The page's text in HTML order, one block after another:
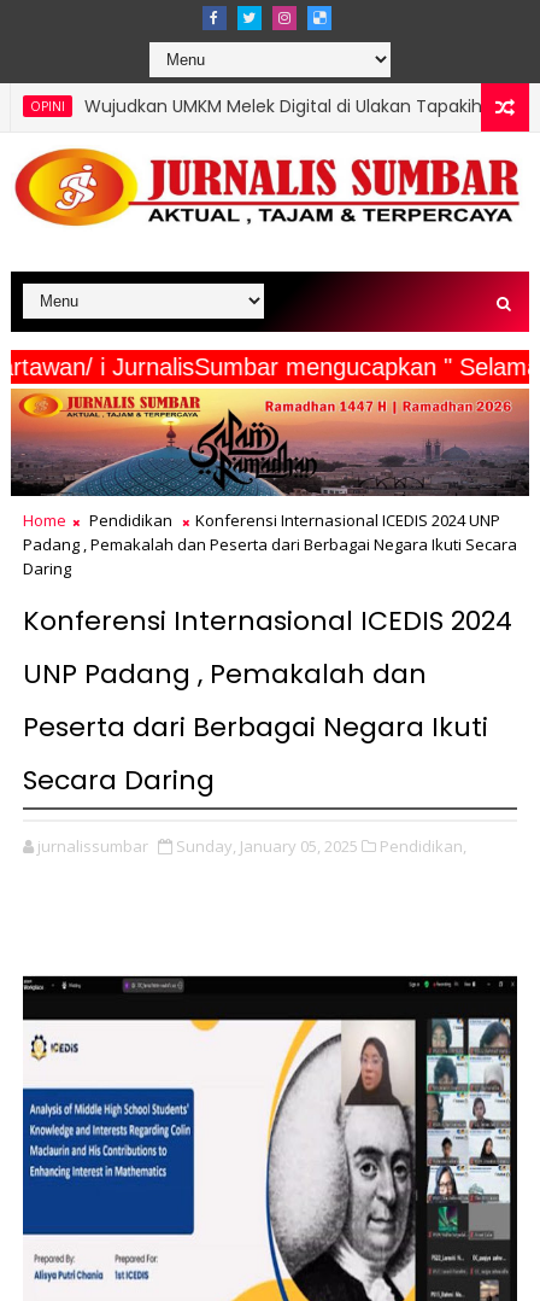
Melek Digital di Ulakan Tapakih, Mahasiswa KKN UNP
Wartawan/ i JurnalisSumbar mengucapkan
Home Pendidikan
Konferensi Internasional ICEDIS 2024 UNP
Padang , Pemakalah dan Peserta dari Berbagai Negara Ikuti Secara
Daring
Konferensi Internasional ICEDIS 2024
UNP Padang , Pemakalah dan
Peserta dari Berbagai Negara Ikuti
Secara Daring
jurnalissumbar Sunday, January 05, 2025 Pendidikan,